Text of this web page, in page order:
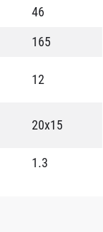
46
165
12
20x15
1.3